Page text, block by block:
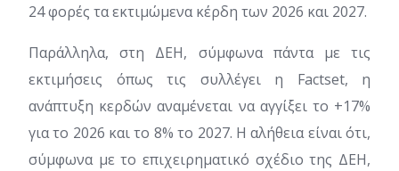
24 φορές τα εκτιμώμενα κέρδη των 2026 και 2027.
Παράλληλα, στη ΔΕΗ, σύμφωνα πάντα με τις
εκτιμήσεις όπως τις συλλέγει η Factset, η
ανάπτυξη κερδών αναμένεται να αγγίξει το +17%
για το 2026 και το 8% το 2027. Η αλήθεια είναι ότι,
σύμφωνα με το επιχειρηματικό σχέδιο της ΔΕΗ,